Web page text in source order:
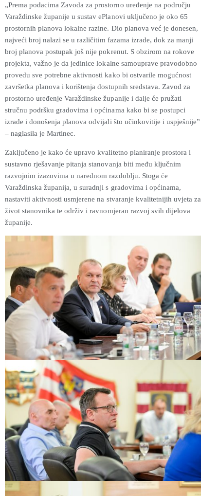
„Prema podacima Zavoda za prostorno uređenje na području
Varaždinske županije u sustav ePlanovi uključeno je oko 65
prostornih planova lokalne razine. Dio planova već je donesen,
najveći broj nalazi se u različitim fazama izrade, dok za manji
broj planova postupak još nije pokrenut. S obzirom na rokove
projekta, važno je da jedinice lokalne samouprave pravodobno
provedu sve potrebne aktivnosti kako bi ostvarile mogućnost
završetka planova i korištenja dostupnih sredstava. Zavod za
prostorno uređenje Varaždinske županije i dalje će pružati
stručnu podršku gradovima i općinama kako bi se postupci
izrade i donošenja planova odvijali što učinkovitije i uspješnije”
– naglasila je Martinec.
Zaključeno je kako će upravo kvalitetno planiranje prostora i
sustavno rješavanje pitanja stanovanja biti među ključnim
razvojnim izazovima u narednom razdoblju. Stoga će
Varaždinska županija, u suradnji s gradovima i općinama,
nastaviti aktivnosti usmjerene na stvaranje kvalitetnijih uvjeta za
život stanovnika te održiv i ravnomjeran razvoj svih dijelova
županije.